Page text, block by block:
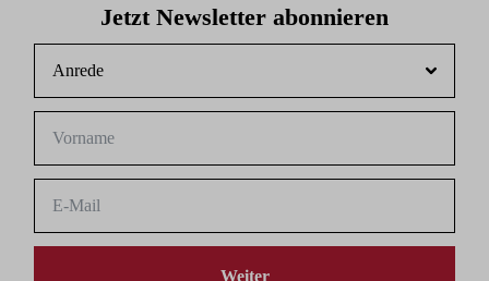
Jetzt Newsletter abonnieren
Weiter